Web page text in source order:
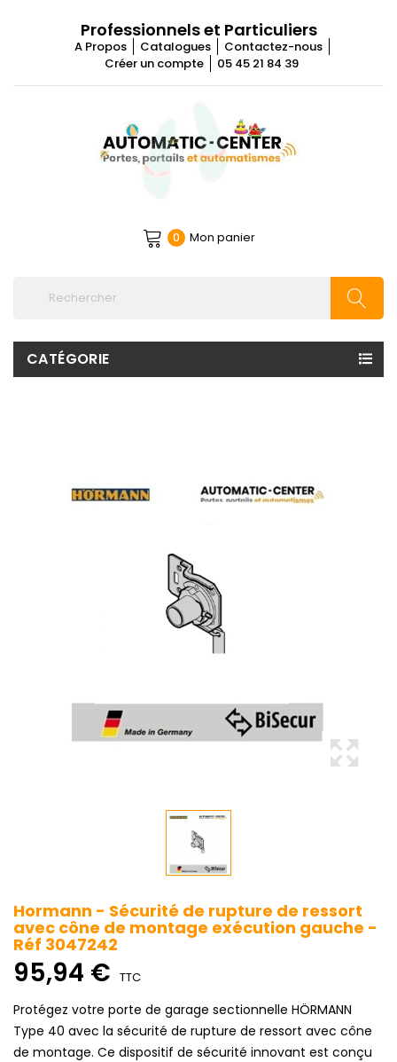
Professionnels et Particuliers
A Propos Catalogues
Contactez-nous
Créer un compte
05 45 21 84 39
0 Mon panier
CATÉGORIE
Hormann - Sécurité de rupture de ressort
avec cône de montage exécution gauche -
Réf 3047242
95,94 € TTC
Protégez votre porte de garage sectionnelle HÖRMANN
Type 40 avec la sécurité de rupture de ressort avec cône
de montage. Ce dispositif de sécurité innovant est conçu